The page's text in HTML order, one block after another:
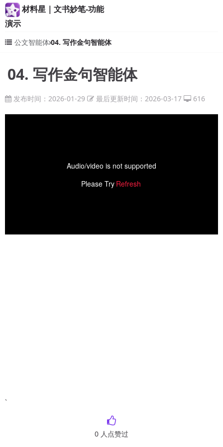
材料星｜文书妙笔-功能
演示
公文智能体04. 写作金句智能体
04. 写作金句智能体
发布时间：2026-01-29 最后更新时间：2026-03-17 616
Audio/video is not supported
Please Try Refresh
`
0 人点赞过